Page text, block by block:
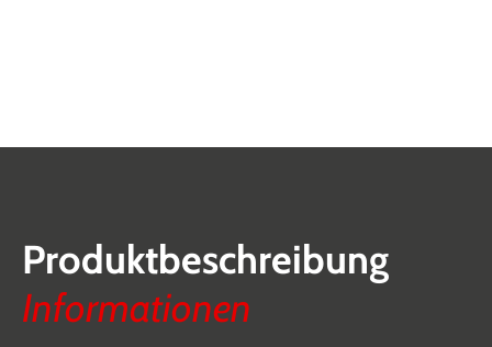
Produktbeschreibung
Informationen